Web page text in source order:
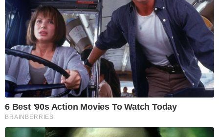
6 Best '90s Action Movies To Watch Today
BRAINBERRIES